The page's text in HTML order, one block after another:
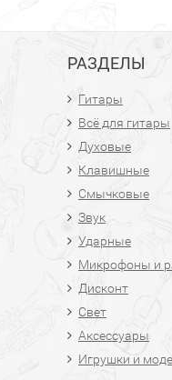
РАЗДЕЛЫ
Гитары
Всё для гитары
Духовые
Клавишные
Смычковые
Звук
Ударные
Микрофоны и
Дисконт
Свет
Аксессуары
Игрушки и